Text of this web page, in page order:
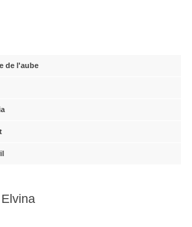
de l'aube